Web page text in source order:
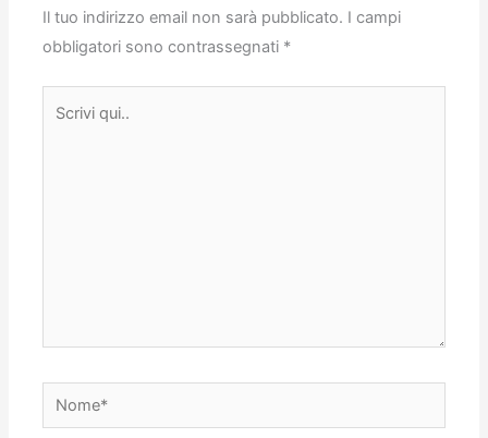
Il tuo indirizzo email non sarà pubblicato. I campi
obbligatori sono contrassegnati *
Nome*